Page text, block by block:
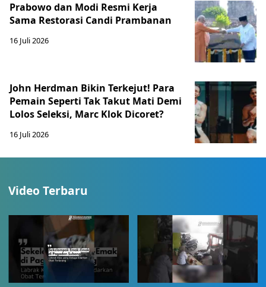
Prabowo dan Modi Resmi Kerja
Sama Restorasi Candi Prambanan
16 Juli 2026
John Herdman Bikin Terkejut! Para
Pemain Seperti Tak Takut Mati Demi
Lolos Seleksi, Marc Klok Dicoret?
16 Juli 2026
Video Terbaru